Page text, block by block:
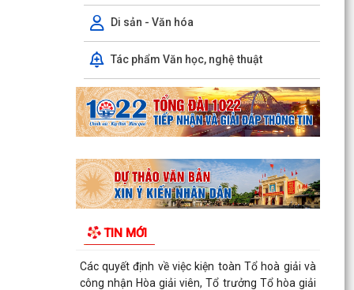
Di sản - Văn hóa
Tác phẩm Văn học, nghệ thuật
TIN MỚI
UBND PHƯỜNG ÁI QUỐC (Từ ngày 03/8/2026
đến ngày 09/8/2026)
Triển khai thực hiện Kế hoạch số 276/KH-UBND
ngày 20/7/2026 của UBND thành phố Hải
Phòng
Thông báo về việc triển khai khai thác, sử dụng
luật
Quyết định về việc công bố Danh mục thủ tục
quản lý...
Các quyết định về việc kiện toàn Tổ hoà giải và
công nhận Hòa giải viên, Tổ trưởng Tổ hòa giải